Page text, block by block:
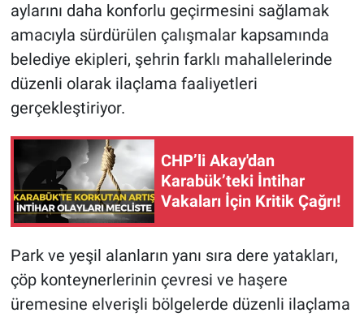
aylarını daha konforlu geçirmesini sağlamak
amacıyla sürdürülen çalışmalar kapsamında
belediye ekipleri, şehrin farklı mahallelerinde
düzenli olarak ilaçlama faaliyetleri
gerçekleştiriyor.
CHP’li Akay'dan
Karabük’teki İntihar
Vakaları İçin Kritik Çağrı!
Park ve yeşil alanların yanı sıra dere yatakları,
çöp konteynerlerinin çevresi ve haşere
üremesine elverişli bölgelerde düzenli ilaçlama